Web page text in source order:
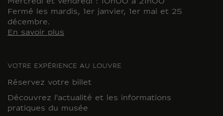
Mercredi et vendredi : 10h00 à 21h00
Fermé les mardis, 1er janvier, 1er mai et 25
décembre.
En savoir plus
VOTRE EXPÉRIENCE AU LOUVRE
Réservez votre billet
Découvrez l'actualité et les informations
pratiques du musée